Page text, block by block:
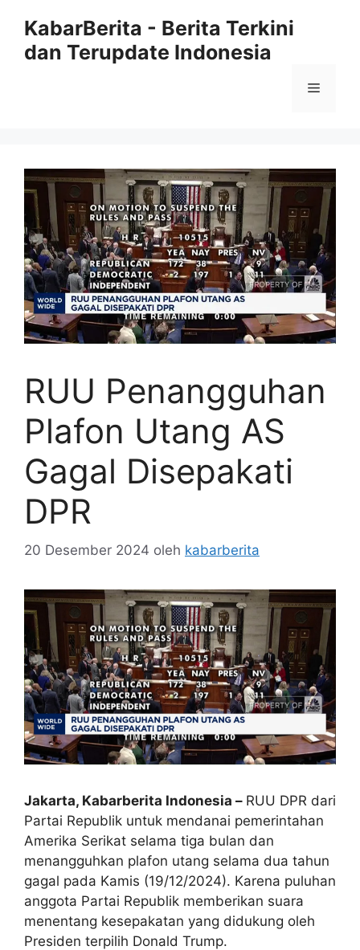
KabarBerita - Berita Terkini
dan Terupdate Indonesia
Menu
RUU Penangguhan
Plafon Utang AS
Gagal Disepakati
DPR
20 Desember 2024 oleh kabarberita
Jakarta, Kabarberita Indonesia – RUU DPR dari
Partai Republik untuk mendanai pemerintahan
Amerika Serikat selama tiga bulan dan
menangguhkan plafon utang selama dua tahun
gagal pada Kamis (19/12/2024). Karena puluhan
anggota Partai Republik memberikan suara
menentang kesepakatan yang didukung oleh
Presiden terpilih Donald Trump.